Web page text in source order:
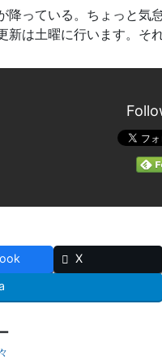
降っている。ちょっと気
新は土曜に行います。そ
X